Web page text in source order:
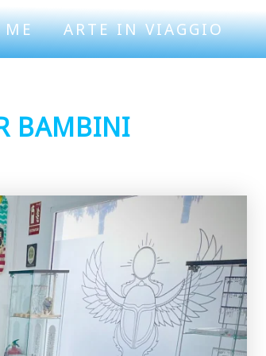
ARTE IN VIAGGIO
BAMBINI